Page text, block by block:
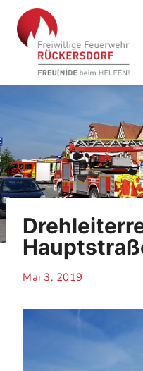
content
Mai 3, 2019